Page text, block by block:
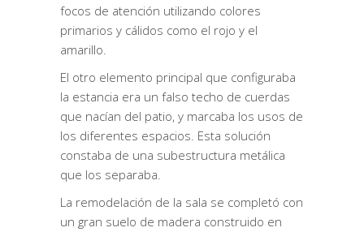
focos de atención utilizando colores
primarios y cálidos como el rojo y el
amarillo.
El otro elemento principal que configuraba
la estancia era un falso techo de cuerdas
que nacían del patio, y marcaba los usos de
los diferentes espacios. Esta solución
constaba de una subestructura metálica
que los separaba.
La remodelación de la sala se completó con
un gran suelo de madera construido en